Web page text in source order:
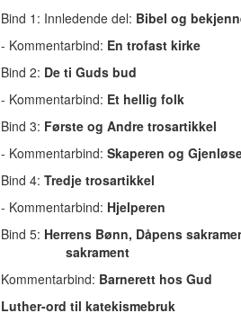
Bind 1: Innledende del: Bibel og
- Kommentarbind: En trofast kirke
Bind 2: De ti Guds bud
- Kommentarbind: Et hellig folk
Bind 3: Første og Andre trosartikkel
- Kommentarbind: Skaperen og
Bind 4: Tredje trosartikkel
- Kommentarbind: Hjelperen
Bind 5: Herrens Bønn, Dåpens
sakrament
Kommentarbind: Barnerett hos Gud
Luther-ord til katekismebruk